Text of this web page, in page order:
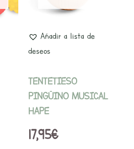
Añadir a lista de
deseos
TENTETIESO
PINGÜINO MUSICAL
HAPE
17,95€